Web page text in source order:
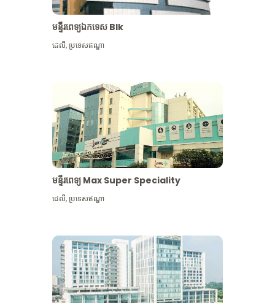
មន្ទីរពេទ្យឯកទេស Blk
ដេលី,ប្រទេសឥណ្ឌា
មន្ទីរពេទ្យ Max Super Speciality
ដេលី,ប្រទេសឥណ្ឌា